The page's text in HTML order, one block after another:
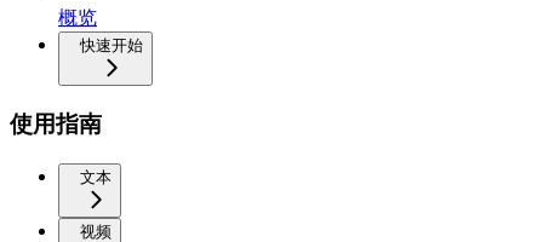
概览
快速开始
使用指南
文本
视频